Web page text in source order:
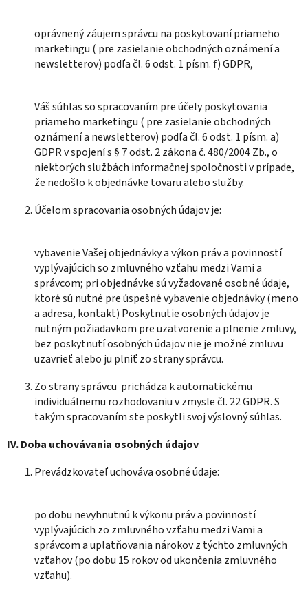
oprávnený záujem správcu na poskytovaní priameho
marketingu ( pre zasielanie obchodných oznámení a
newsletterov) podľa čl. 6 odst. 1 písm. f) GDPR,
Váš súhlas so spracovaním pre účely poskytovania
priameho marketingu ( pre zasielanie obchodných
oznámení a newsletterov) podľa čl. 6 odst. 1 písm. a)
GDPR v spojení s § 7 odst. 2 zákona č. 480/2004 Zb., o
niektorých službách informačnej spoločnosti v prípade,
že nedošlo k objednávke tovaru alebo služby.
Účelom spracovania osobných údajov je:
vybavenie Vašej objednávky a výkon práv a povinností
vyplývajúcich so zmluvného vzťahu medzi Vami a
správcom; pri objednávke sú vyžadované osobné údaje,
ktoré sú nutné pre úspešné vybavenie objednávky (meno
a adresa, kontakt) Poskytnutie osobných údajov je
nutným požiadavkom pre uzatvorenie a plnenie zmluvy,
bez poskytnutí osobných údajov nie je možné zmluvu
uzavrieť alebo ju plniť zo strany správcu.
Zo strany správcu prichádza k automatickému
individuálnemu rozhodovaniu v zmysle čl. 22 GDPR. S
takým spracovaním ste poskytli svoj výslovný súhlas.
IV.Doba uchovávania osobných údajov
Prevádzkovateľ uchováva osobné údaje:
po dobu nevyhnutnú k výkonu práv a povinností
vyplývajúcich zo zmluvného vzťahu medzi Vami a
správcom a uplatňovania nárokov z týchto zmluvných
vzťahov (po dobu 15 rokov od ukončenia zmluvného
vzťahu).